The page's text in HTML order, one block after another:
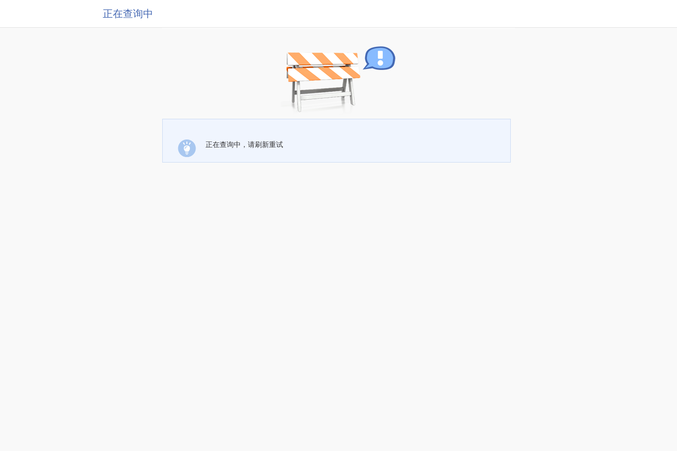
正在查询中
正在查询中，请刷新重试